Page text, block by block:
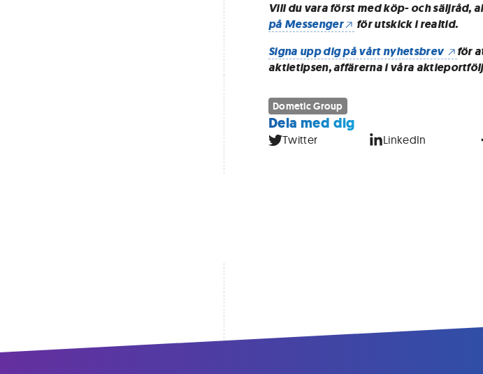
Vill du vara först med köp- och säljråd,
på Messenger
för utskick i realtid.
Signa upp dig på vårt nyhetsbrev
för
aktietipsen, affärerna i våra
Dometic Group
Dela med dig
Twitter LinkedIn